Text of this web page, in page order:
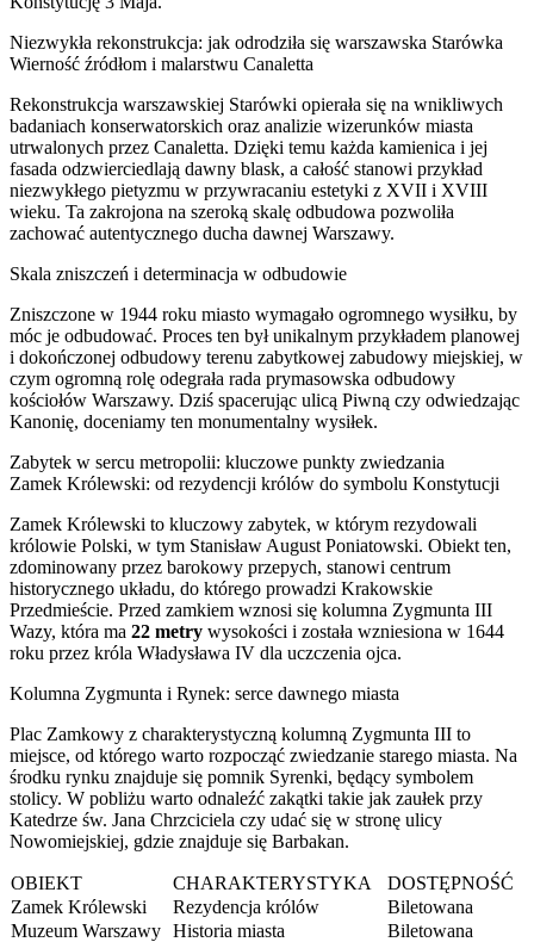
Niezwykła rekonstrukcja: jak odrodziła się warszawska Starówka
Wierność źródłom i malarstwu Canaletta
Rekonstrukcja warszawskiej Starówki opierała się na wnikliwych
badaniach konserwatorskich oraz analizie wizerunków miasta
utrwalonych przez Canaletta. Dzięki temu każda kamienica i jej
fasada odzwierciedlają dawny blask, a całość stanowi przykład
niezwykłego pietyzmu w przywracaniu estetyki z XVII i XVIII
wieku. Ta zakrojona na szeroką skalę odbudowa pozwoliła
zachować autentycznego ducha dawnej Warszawy.
Skala zniszczeń i determinacja w odbudowie
Zniszczone w 1944 roku miasto wymagało ogromnego wysiłku, by
móc je odbudować. Proces ten był unikalnym przykładem planowej
i dokończonej odbudowy terenu zabytkowej zabudowy miejskiej, w
czym ogromną rolę odegrała rada prymasowska odbudowy
kościołów Warszawy. Dziś spacerując ulicą Piwną czy odwiedzając
Kanonię, doceniamy ten monumentalny wysiłek.
Zabytek w sercu metropolii: kluczowe punkty zwiedzania
Zamek Królewski: od rezydencji królów do symbolu Konstytucji
Zamek Królewski to kluczowy zabytek, w którym rezydowali
królowie Polski, w tym Stanisław August Poniatowski. Obiekt ten,
zdominowany przez barokowy przepych, stanowi centrum
historycznego układu, do którego prowadzi Krakowskie
Przedmieście. Przed zamkiem wznosi się kolumna Zygmunta III
Wazy, która ma 22 metry wysokości i została wzniesiona w 1644
roku przez króla Władysława IV dla uczczenia ojca.
Kolumna Zygmunta i Rynek: serce dawnego miasta
Plac Zamkowy z charakterystyczną kolumną Zygmunta III to
miejsce, od którego warto rozpocząć zwiedzanie starego miasta. Na
środku rynku znajduje się pomnik Syrenki, będący symbolem
stolicy. W pobliżu warto odnaleźć zakątki takie jak zaułek przy
Katedrze św. Jana Chrzciciela czy udać się w stronę ulicy
Nowomiejskiej, gdzie znajduje się Barbakan.
OBIEKT CHARAKTERYSTYKA
DOSTĘPNOŚĆ
Zamek Królewski
Rezydencja królów
Biletowana
Muzeum Warszawy Historia miasta
Biletowana